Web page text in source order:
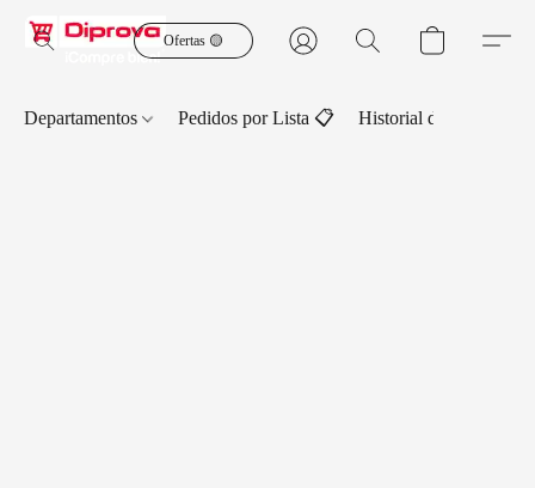
Ofertas 🟡
Departamentos Pedidos por Lista 📋 Historial de Pedidos